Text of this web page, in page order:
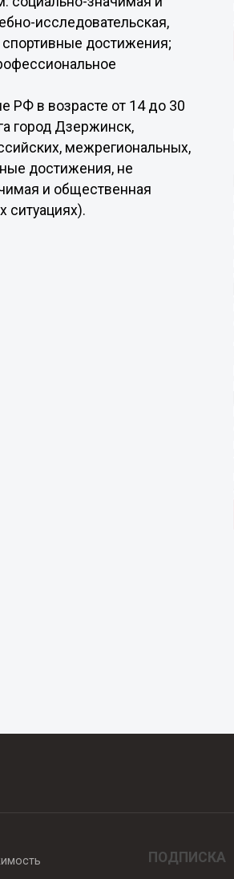
исследовательская,
спортивные достижения;
РФ в возрасте от 14 до 30
город Дзержинск,
межрегиональных,
достижения, не
и общественная
ситуациях).
ПОДПИСКА